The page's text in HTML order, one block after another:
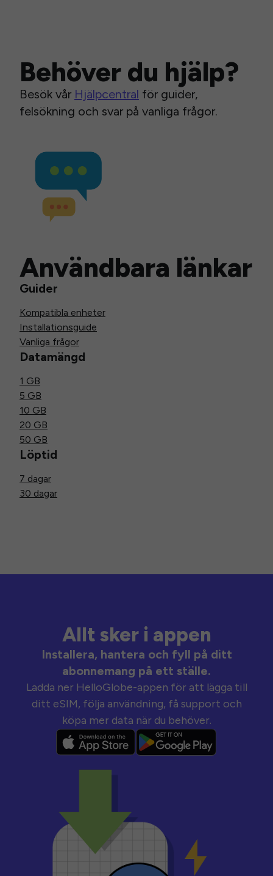
Behöver du hjälp?
Besök vår Hjälpcentral för guider,
felsökning och svar på vanliga frågor.
Användbara länkar
Guider
Kompatibla enheter
Installationsguide
Vanliga frågor
Datamängd
1 GB
5 GB
10 GB
20 GB
50 GB
Löptid
7 dagar
30 dagar
Allt sker i appen
Installera, hantera och fyll på ditt
abonnemang på ett ställe.
Ladda ner HelloGlobe-appen för att lägga till
ditt eSIM, följa användning, få support och
köpa mer data när du behöver.